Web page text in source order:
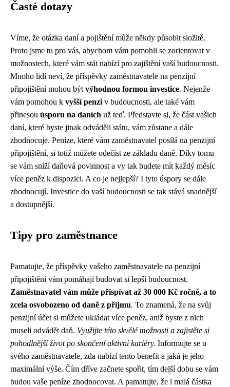
Časté dotazy
Víme, že otázka daní a pojištění může někdy působit složitě.
Proto jsme tu pro vás, abychom vám pomohli se zorientovat v
možnostech, které vám stát nabízí pro zajištění vaší budoucnosti.
Mnoho lidí neví, že příspěvky zaměstnavatele na penzijní
připojištění mohou být výhodnou formou investice. Nejenže
vám pomohou k vyšší penzi v budoucnosti, ale také vám
přinesou úsporu na daních už teď. Představte si, že část vašich
daní, které byste jinak odváděli státu, vám zůstane a dále
zhodnocuje. Peníze, které vám zaměstnavatel posílá na penzijní
připojištění, si totiž můžete odečíst ze základu daně. Díky tomu
se vám sníží daňová povinnost a vy tak budete mít každý měsíc
více peněz k dispozici. A co je nejlepší? I tyto úspory se dále
zhodnocují. Investice do vaší budoucnosti se tak stává snadnější
a dostupnější.
Tipy pro zaměstnance
Pamatujte, že příspěvky vašeho zaměstnavatele na penzijní
připojištění vám pomáhají budovat si lepší budoucnost.
Zaměstnavatel vám může přispívat až 30 000 Kč ročně, a to
zcela osvobozeno od daně z příjmu. To znamená, že na svůj
penzijní účet si můžete ukládat více peněz, aniž byste z nich
museli odvádět daň. Využijte této skvělé možnosti a zajistěte si
pohodlnější život po skončení aktivní kariéry. Informujte se u
svého zaměstnavatele, zda nabízí tento benefit a jaká je jeho
maximální výše. Čím dříve začnete spořit, tím delší dobu se vám
budou vaše peníze zhodnocovat. A pamatujte, že i malá částka